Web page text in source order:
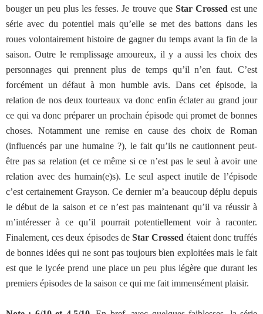
bouger un peu plus les fesses. Je trouve que Star Crossed est une
série avec du potentiel mais qu’elle se met des battons dans les
roues volontairement histoire de gagner du temps avant la fin de la
saison. Outre le remplissage amoureux, il y a aussi les choix des
personnages qui prennent plus de temps qu’il n’en faut. C’est
forcément un défaut à mon humble avis. Dans cet épisode, la
relation de nos deux tourteaux va donc enfin éclater au grand jour
ce qui va donc préparer un prochain épisode qui promet de bonnes
choses. Notamment une remise en cause des choix de Roman
(influencés par une humaine ?), le fait qu’ils ne cautionnent peut-
être pas sa relation (et ce même si ce n’est pas le seul à avoir une
relation avec des humain(e)s). Le seul aspect inutile de l’épisode
c’est certainement Grayson. Ce dernier m’a beaucoup déplu depuis
le début de la saison et ce n’est pas maintenant qu’il va réussir à
m’intéresser à ce qu’il pourrait potentiellement voir à raconter.
Finalement, ces deux épisodes deStar Crossed étaient donc truffés
de bonnes idées qui ne sont pas toujours bien exploitées mais le fait
est que le lycée prend une place un peu plus légère que durant les
premiers épisodes de la saison ce qui me fait immensément plaisir.